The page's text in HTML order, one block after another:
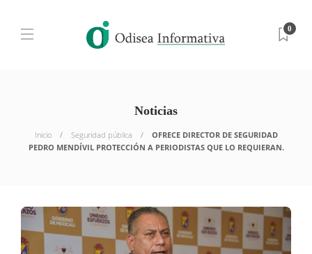
0
Noticias
Inicio Seguridad pública
OFRECE DIRECTOR DE SEGURIDAD
PEDRO MENDÍVIL PROTECCIÓN A PERIODISTAS QUE LO REQUIERAN.